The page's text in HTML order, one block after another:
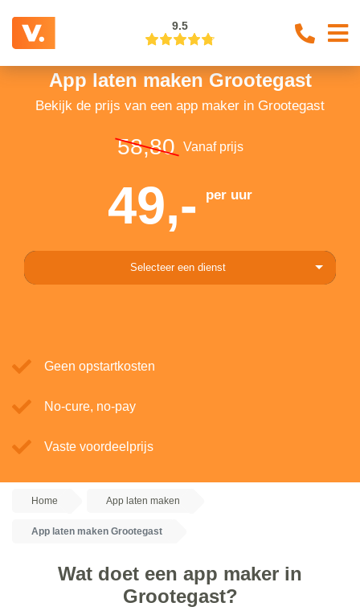
9.5
App laten maken Grootegast
Bekijk de prijs van een app maker in Grootegast
58,80 Vanaf prijs
49,- per uur
Selecteer een dienst
Geen opstartkosten
No-cure, no-pay
Vaste voordeelprijs
Home App laten maken
App laten maken Grootegast
Wat doet een app maker in
Grootegast?